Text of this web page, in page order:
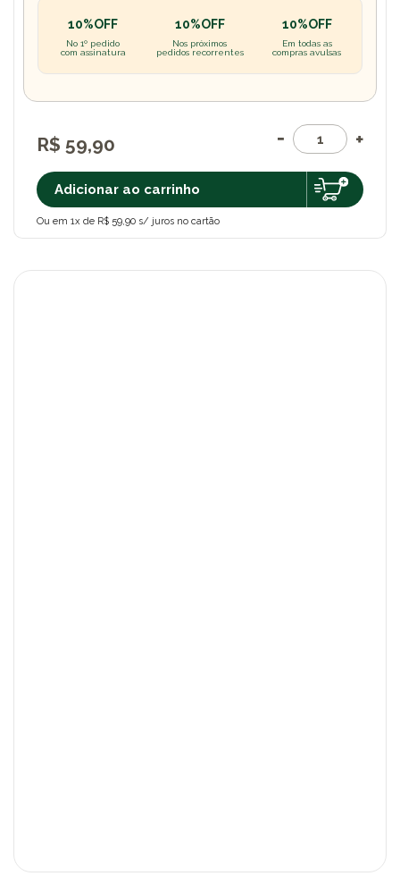
R$ 59,90
Adicionar ao carrinho
Ou em 1x de R$ 59,90 s/ juros no cartão
10%OFF
No 1º pedido
com assinatura
10%OFF
Nos próximos
pedidos recorrentes
10%OFF
Em todas as
compras avulsas